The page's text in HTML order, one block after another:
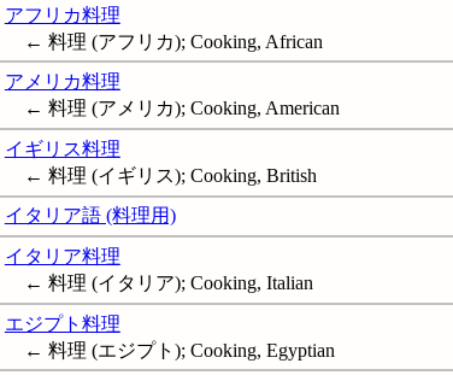
アフリカ料理
← 料理 (アフリカ); Cooking, African
アメリカ料理
← 料理 (アメリカ); Cooking, American
イギリス料理
← 料理 (イギリス); Cooking, British
イタリア語 (料理用)
イタリア料理
← 料理 (イタリア); Cooking, Italian
エジプト料理
← 料理 (エジプト); Cooking, Egyptian